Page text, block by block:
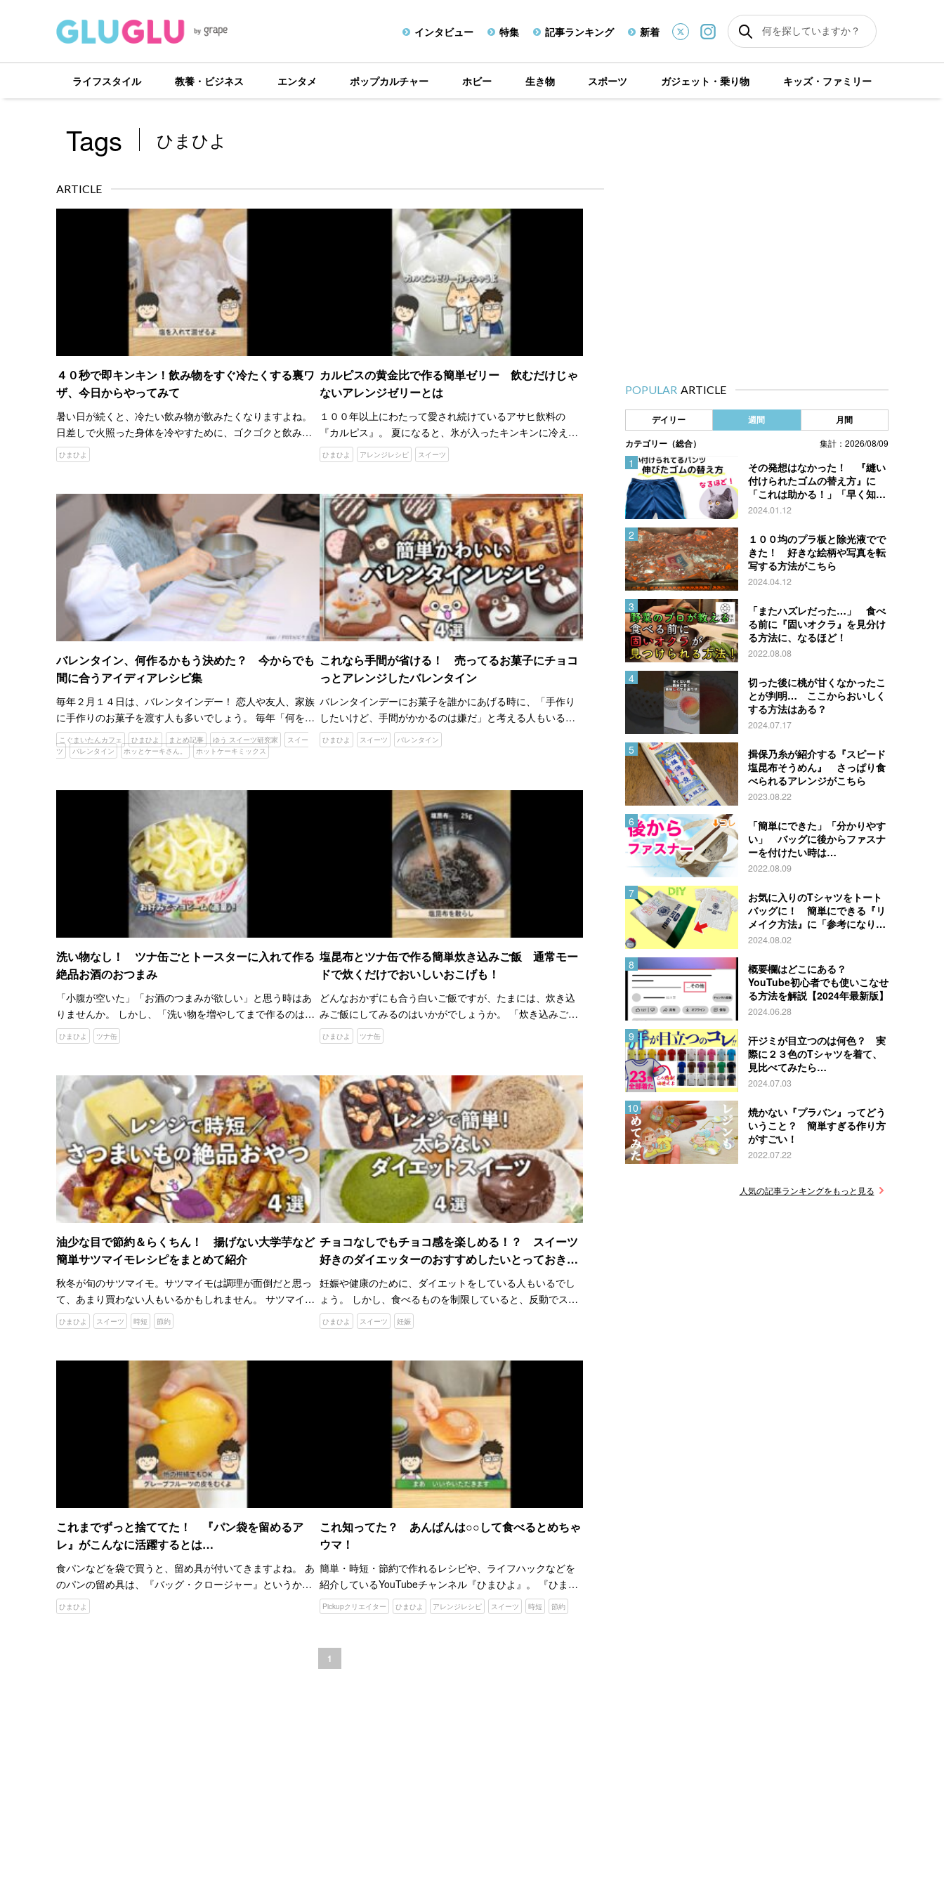
インタビュー 特集 記事ランキング 新着
ライフスタイル 教養・ビジネス エンタメ ポップカルチャー ホビー 生き物 スポーツ ガジェット・乗り物 キッズ・ファミリー
Tags ひまひよ
ARTICLE
４０秒で即キンキン！飲み物をすぐ冷たくする裏ワ
ザ、今日からやってみて
暑い日が続くと、冷たい飲み物が飲みたくなりますよね。
日差しで火照った身体を冷やすために、ゴクゴクと飲み干
すあの瞬間はたまらないものです。 ですが、飲み物をうっ
かり冷蔵庫に入れておくのを忘れてしまったら、どうすれ
ひまひよ
カルピスの黄金比で作る簡単ゼリー 飲むだけじゃ
ないアレンジゼリーとは
１００年以上にわたって愛され続けているアサヒ飲料の
『カルピス』。 夏になると、氷が入ったキンキンに冷えた
『カルピス』を飲みたくなりませんか。 さわやかな酸味と
甘さが、暑い日に恋しくなりますよね。子供から大人まで
ひまひよ アレンジレシピ スイーツ
バレンタイン、何作るかもう決めた？ 今からでも
間に合うアイディアレシピ集
毎年２月１４日は、バレンタインデー！ 恋人や友人、家族
に手作りのお菓子を渡す人も多いでしょう。 毎年「何を作
ろうかな」と悩む人もいるかもしれません。そんな人は、
YouTubeで解決してみませんか。 YouTubeには、料…
こぐまいたんカフェ ひまひよ まとめ記事 ゆう スイーツ研究家
スイー
ツ
バレンタイン ホッとケーキさん。 ホットケーキミックス
これなら手間が省ける！ 売ってるお菓子にチョコ
っとアレンジしたバレンタイン
バレンタインデーにお菓子を誰かにあげる時に、「手作り
したいけど、手間がかかるのは嫌だ」と考える人もいるで
しょう。 YouTubeチャンネル『ひまひよ』では、スーパー
マーケットなどで売っている商品を使って、アレンジした
ひまひよ スイーツ バレンタイン
洗い物なし！ ツナ缶ごとトースターに入れて作る
絶品お酒のおつまみ
「小腹が空いた」「お酒のつまみが欲しい」と思う時はあ
りませんか。 しかし、「洗い物を増やしてまで作るのは面
倒…」ということもありますよね。 YouTubeチャンネル
『ひまひよ』では、缶詰で作るおつまみを紹介していま
ひまひよ ツナ缶
塩昆布とツナ缶で作る簡単炊き込みご飯 通常モー
ドで炊くだけでおいしいおこげも！
どんなおかずにも合う白いご飯ですが、たまには、炊き込
みご飯にしてみるのはいかがでしょうか。 「炊き込みご飯
の素が手元にないよ」という人でも大丈夫。 家に、ツナ缶
と塩昆布はありませんか。すでにそろっている人なら、あ
ひまひよ ツナ缶
油少な目で節約＆らくちん！ 揚げない大学芋など
簡単サツマイモレシピをまとめて紹介
秋冬が旬のサツマイモ。サツマイモは調理が面倒だと思っ
て、あまり買わない人もいるかもしれません。 サツマイモ
は硬いですが、レンジで加熱すれば火が通しやすくなりま
すよ。 YouTubeチャンネル『ひまひよ』では、サツマイモ
ひまひよ スイーツ 時短 節約
チョコなしでもチョコ感を楽しめる！？ スイーツ
好きのダイエッターのおすすめしたいとっておきレ
シピ
妊娠や健康のために、ダイエットをしている人もいるでし
ょう。 しかし、食べるものを制限していると、反動でスイ
ーツを食べたくなる時はないでしょうか。 罪悪感を抱きな
がら、スイーツを食べても、心から楽しめないですよね。
ひまひよ スイーツ 妊娠
これまでずっと捨ててた！ 『パン袋を留めるア
レ』がこんなに活躍するとは…
食パンなどを袋で買うと、留め具が付いてきますよね。 あ
のパンの留め具は、『バッグ・クロージャー』というかっ
こいい名前が付いているものなのです。 しかし、パンの袋
を留める以外に、使われているところを見たことがないで
ひまひよ
これ知ってた？ あんぱんは○○して食べるとめちゃ
ウマ！
簡単・時短・節約で作れるレシピや、ライフハックなどを
紹介しているYouTubeチャンネル『ひまひよ』。 『ひまひ
よ』で料理を紹介しているおかあちゃんは、料理研究家で
野菜ソムリエや食育アドバイザー、ダイエットインストラ
Pickupクリエイター ひまひよ アレンジレシピ スイーツ 時短 節約
1
POPULAR ARTICLE
デイリー 週間 月間
カテゴリー（総合） 集計：2026/08/09
「これは助かる！」「早く知り
たかった」
2024.01.12
１００均のプラ板と除光液でで
きた！ 好きな絵柄や写真を転
写する方法がこちら
2024.04.12
切った後に桃が甘くなかったこ
とが判明… ここからおいしく
する方法はある？
2024.07.17
る前に『固いオクラ』を見分け
る方法に、なるほど！
2022.08.08
HIKAKINレシピを完コピしたら
激ウマだった 半熟トロトロ！
麻薬卵の作り方
2022.06.24
汗ジミが目立つのは何色？ 実
際に２３色のTシャツを着て、
見比べてみたら…
2024.07.03
お気に入りのTシャツをトート
バッグに！ 簡単にできる『リ
メイク方法』に「参考になりま
す」
2024.08.02
2022.10.11
焼かない『プラバン』ってどう
いうこと？ 簡単すぎる作り方
がすごい！
2022.07.22
その発想はなかった！ 『縫い
付けられたゴムの替え方』に
「これは助かる！」「早く知り
たかった」
2024.01.12
１００均のプラ板と除光液でで
きた！ 好きな絵柄や写真を転
写する方法がこちら
2024.04.12
「またハズレだった…」 食べ
る前に『固いオクラ』を見分け
る方法に、なるほど！
2022.08.08
切った後に桃が甘くなかったこ
とが判明… ここからおいしく
する方法はある？
2024.07.17
揖保乃糸が紹介する『スピード
塩昆布そうめん』 さっぱり食
べられるアレンジがこちら
2023.08.22
「簡単にできた」「分かりやす
い」 バッグに後からファスナ
ーを付けたい時は…
2022.08.09
お気に入りのTシャツをトート
バッグに！ 簡単にできる『リ
メイク方法』に「参考になりま
す」
2024.08.02
概要欄はどこにある？
YouTube初心者でも使いこなせ
る方法を解説【2024年最新版】
2024.06.28
汗ジミが目立つのは何色？ 実
際に２３色のTシャツを着て、
見比べてみたら…
2024.07.03
焼かない『プラバン』ってどう
いうこと？ 簡単すぎる作り方
がすごい！
2022.07.22
人気の記事ランキングをもっと見る